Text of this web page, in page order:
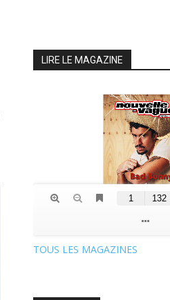
LIRE LE MAGAZINE
TOUS LES MAGAZINES